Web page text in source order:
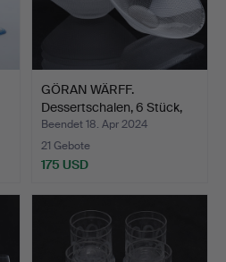
GÖRAN WÄRFF.
Dessertschalen, 6 Stück,
„Lim…
Beendet 18. Apr 2024
21 Gebote
175 USD